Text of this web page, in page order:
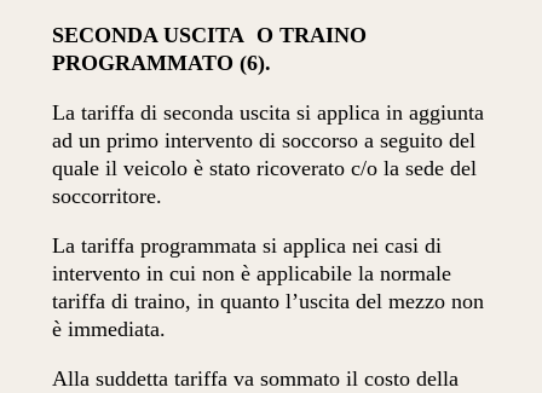
SECONDA USCITA O TRAINO
PROGRAMMATO (6).
La tariffa di seconda uscita si applica in aggiunta
ad un primo intervento di soccorso a seguito del
quale il veicolo è stato ricoverato c/o la sede del
soccorritore.
La tariffa programmata si applica nei casi di
intervento in cui non è applicabile la normale
tariffa di traino, in quanto l’uscita del mezzo non
è immediata.
Alla suddetta tariffa va sommato il costo della